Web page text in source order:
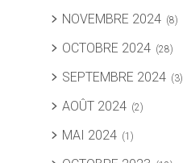
NOVEMBRE 2024 (8)
OCTOBRE 2024 (28)
SEPTEMBRE 2024 (3)
AOÛT 2024 (2)
MAI 2024 (1)